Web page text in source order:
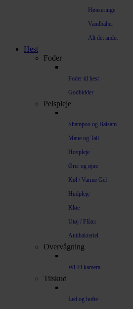
Hønseringe
Vandbaljer
Alt det andet
Hest
Foder
Foder til hest
Godbidder
Pelspleje
Shampoo og Balsam
Mane og Tail
Hovpleje
Ører og øjne
Køl / Varme Gel
Hudpleje
Kløe
Utøj / Flåter
Antibakteriel
Overvågning
Wi-Fi kamera
Tilskud
Led og hofte